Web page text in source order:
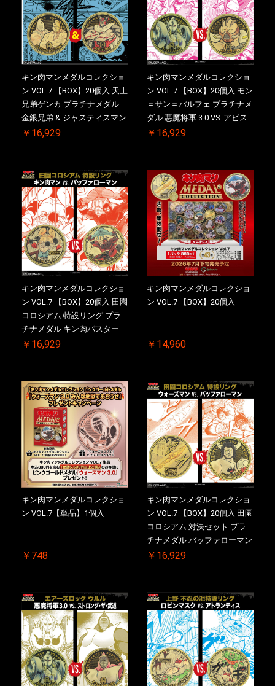
キン肉マンメダルコレクショ
ン VOL.7 【BOX】20個入 天上
兄弟ゲンカ プラチナメダル
金銀兄弟 & ジャスティスマン
2.0 ケース付き【初回購入特
一斉出荷予定
￥16,929
キン肉マンメダルコレクショ
ン VOL.7 【BOX】20個入 モン
＝サン＝パルフェ プラチナメ
ダル 悪魔将軍 3.0 VS. アビス
マン【初回購入特典 】
斉出荷予定
￥16,929
キン肉マンメダルコレクショ
ン VOL.7 【BOX】20個入 田園
コロシアム 特設リング プラ
チナメダル キン肉バスター
VS. キン肉バスターやぶり 初
メダル(非売品)付
￥16,929
キン肉マンメダルコレクショ
ン VOL.7 【BOX】20個入
￥14,960
キン肉マンメダルコレクショ
ン VOL.7【単品】1個入
￥748
キン肉マンメダルコレクショ
ン VOL.7 【BOX】20個入 田園
コロシアム 対決セット プラ
チナメダル バッファローマン
2.0 顎髭 Ver. VS. 光の矢 初回
メダル(非売品)付
￥16,929